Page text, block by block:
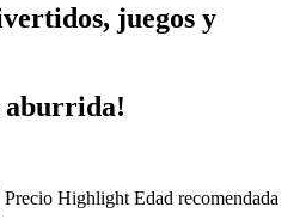
juegos y
aburrida!
Precio Highlight Edad recomendada